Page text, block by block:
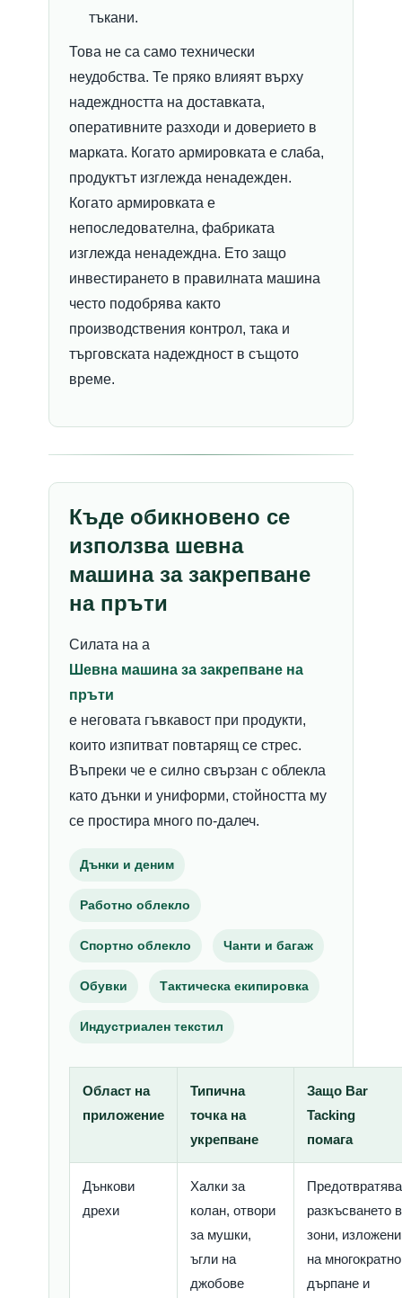
тъкани.
Това не са само технически
неудобства. Те пряко влияят върху
надеждността на доставката,
оперативните разходи и доверието в
марката. Когато армировката е слаба,
продуктът изглежда ненадежден.
Когато армировката е
непоследователна, фабриката
изглежда ненадеждна. Ето защо
инвестирането в правилната машина
често подобрява както
производствения контрол, така и
търговската надеждност в същото
време.
Къде обикновено се
използва шевна
машина за закрепване
на пръти
Силата на a
Шевна машина за закрепване на
пръти
е неговата гъвкавост при продукти,
които изпитват повтарящ се стрес.
Въпреки че е силно свързан с облекла
като дънки и униформи, стойността му
се простира много по-далеч.
Дънки и деним
Работно облекло
Спортно облекло Чанти и багаж
Обувки Тактическа екипировка
Индустриален текстил
Област на
приложение
Типична
точка на
укрепване
Защо Bar
Tacking
помага
Дънкови
дрехи
Халки за
колан, отвори
за мушки,
ъгли на
джобове
Предотвратява
разкъсването в
зони, изложени
на многократно
дърпане и